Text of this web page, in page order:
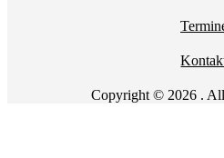
Copyright © 2026 . All